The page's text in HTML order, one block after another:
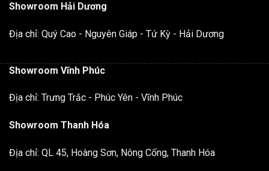
Showroom Hải Dương
Địa chỉ: Quý Cao - Nguyên Giáp - Tứ Kỳ - Hải Dương
Showroom Vĩnh Phúc
Địa chỉ: Trưng Trắc - Phúc Yên - Vĩnh Phúc
Showroom Thanh Hóa
Địa chỉ: QL 45, Hoàng Sơn, Nông Cống, Thanh Hóa